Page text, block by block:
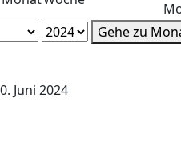
Gehe zu
Juni 2024